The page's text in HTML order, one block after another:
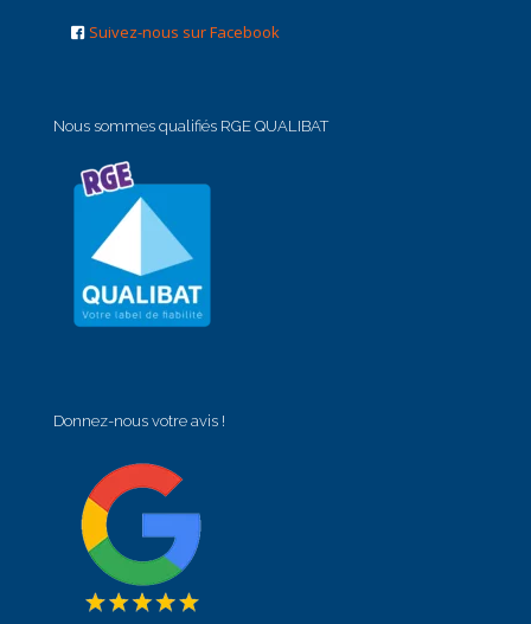
Suivez-nous sur Facebook
Nous sommes qualifiés RGE QUALIBAT
Donnez-nous votre avis !